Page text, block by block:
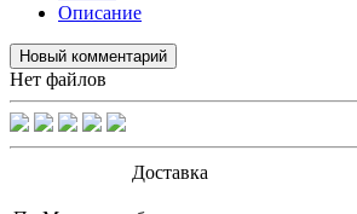
Описание
Новый комментарий
Нет файлов
Доставка